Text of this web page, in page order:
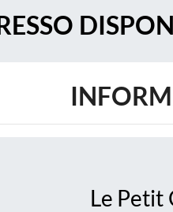
Le Petit